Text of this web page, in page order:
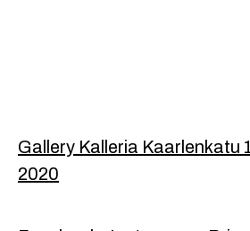
Footer
Gallery Kalleria Kaarlenkatu
2020